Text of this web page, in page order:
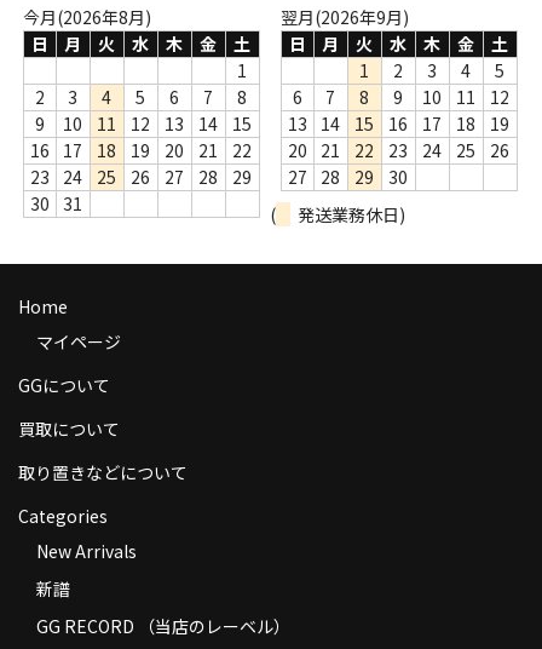
Webのみ no.2
Webのみ no.3
Webのみ no.4
売り切れ
Help
送料
商品の発送
返品
コンディション
Privacy Policy
Contact
今月(2026年8月)
日
月 火 水 木 金
土
1
2
3 4 5 6 7
8
9
10 11 12 13 14
15
16
17 18 19 20 21
22
23
24 25 26 27 28
29
30
31
翌月(2026年9月)
日
月 火 水 木 金
土
1
2 3 4
5
6
7 8 9 10 11
12
13
14 15 16 17 18
19
20
21 22 23 24 25
26
27
28 29
30
(
発送業務休日)
Home
マイページ
GGについて
買取について
取り置きなどについて
Categories
New Arrivals
新譜
GG RECORD （当店のレーベル）